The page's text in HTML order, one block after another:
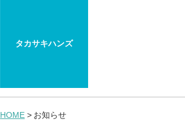
タカサキハンズ
HOME お知らせ